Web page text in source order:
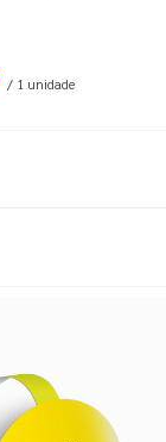
/ 1 unidade